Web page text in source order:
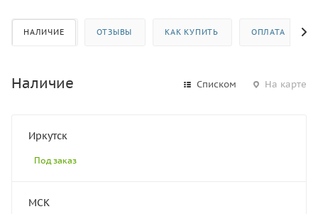
НАЛИЧИЕ ОТЗЫВЫ КАК КУПИТЬ ОПЛАТА
Наличие Списком На карте
Иркутск
Под заказ
МСК